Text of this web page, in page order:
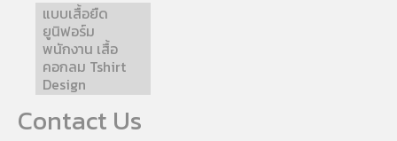
แบบเสื้อยืด
ยูนิฟอร์ม
พนักงาน เสื้อ
คอกลม Tshirt
Design
Contact Us